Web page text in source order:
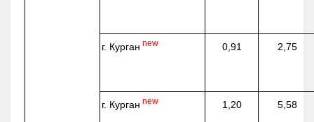
г. Курган new 0,91 2,75
г. Курган new 1,20 5,58